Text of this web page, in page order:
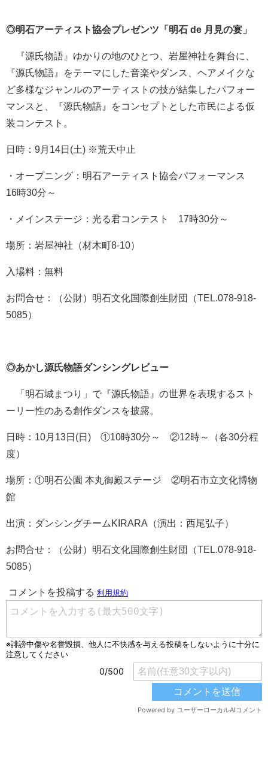
◎明石アーティスト協会プレゼンツ「明石 de 月見の宴」
『源氏物語』ゆかりの地のひとつ、岩屋神社を舞台に、
『源氏物語』をテーマにした音楽やダンス、ヘアメイクな
ど多様なジャンルのアーティストの技が結集したパフォー
マンスと、『源氏物語』をコンセプトとした市民による仮
装コンテスト。
日時：9月14日(土) ※荒天中止
・オープニング：明石アーティスト協会パフォーマンス
16時30分～
・メインステージ：光る君コンテスト 17時30分～
場所：岩屋神社（材木町8-10）
入場料：無料
お問合せ：（公財）明石文化国際創生財団（TEL.078-918-
5085）
◎あかし源氏物語ダンシングレビュー
「明石城まつり」で『源氏物語』の世界を表現するスト
ーリー性のある創作ダンスを披露。
日時：10月13日(日) ①10時30分～ ②12時～（各30分程
度）
場所：①明石公園 本丸御殿ステージ ②明石市立文化博物
館
出演：ダンシングチームKIRARA（演出：西尾弘子）
お問合せ：（公財）明石文化国際創生財団（TEL.078-918-
5085）